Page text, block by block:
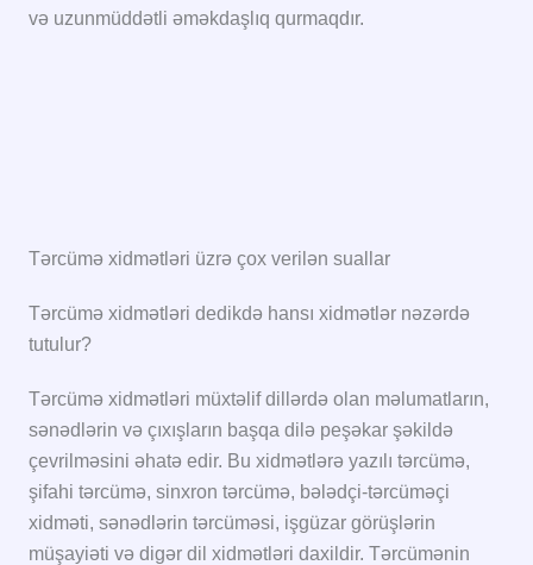
və uzunmüddətli əməkdaşlıq qurmaqdır.
Tərcümə xidmətləri üzrə çox verilən suallar
Tərcümə xidmətləri dedikdə hansı xidmətlər nəzərdə
tutulur?
Tərcümə xidmətləri müxtəlif dillərdə olan məlumatların,
sənədlərin və çıxışların başqa dilə peşəkar şəkildə
çevrilməsini əhatə edir. Bu xidmətlərə yazılı tərcümə,
şifahi tərcümə, sinxron tərcümə, bələdçi-tərcüməçi
xidməti, sənədlərin tərcüməsi, işgüzar görüşlərin
müşayiəti və digər dil xidmətləri daxildir. Tərcümənin